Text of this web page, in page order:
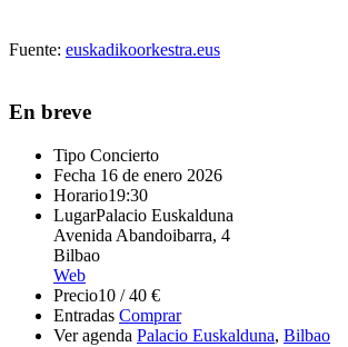
Fuente: euskadikoorkestra.eus
En breve
Tipo Concierto
Fecha 16 de enero 2026
Horario19:30
LugarPalacio Euskalduna
Avenida Abandoibarra, 4
Bilbao
Web
Precio10 / 40 €
Entradas Comprar
Ver agenda Palacio Euskalduna, Bilbao